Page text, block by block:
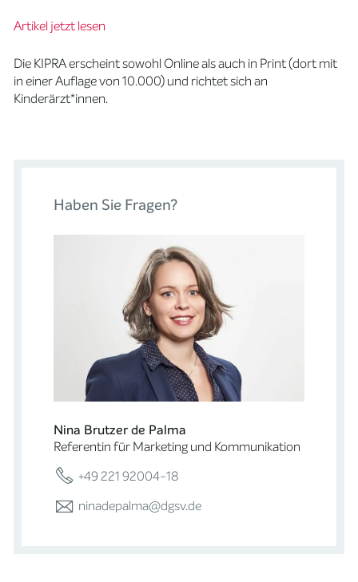
Artikel jetzt lesen
Die KIPRA erscheint sowohl Online als auch in Print (dort mit
in einer Auflage von 10.000) und richtet sich an
Kinderärzt*innen.
Haben Sie Fragen?
Nina Brutzer de Palma
Referentin für Marketing und Kommunikation
+49 221 92004-18
ninadepalma@dgsv.de